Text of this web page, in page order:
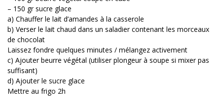
– 150 gr sucre glace
a) Chauffer le lait d’amandes à la casserole
b) Verser le lait chaud dans un saladier contenant les morceaux
de chocolat
Laissez fondre quelques minutes / mélangez activement
c) Ajouter beurre végétal (utiliser plongeur à soupe si mixer pas
suffisant)
d) Ajouter le sucre glace
Mettre au frigo 2h